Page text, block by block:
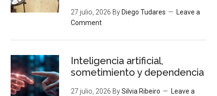
27 julio, 2026 By Diego Tudares
Leave a
Comment
Inteligencia artificial,
sometimiento y dependencia
27 julio, 2026 BySilvia Ribeiro
Leave a